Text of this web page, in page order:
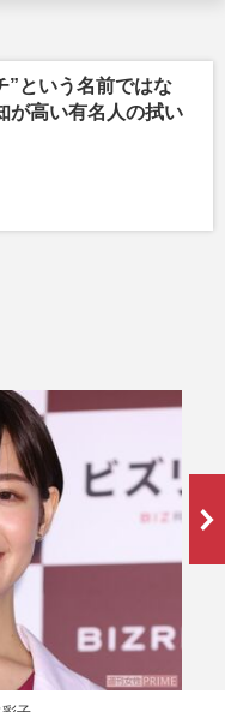
”という名前ではな
が高い有名人の拭い